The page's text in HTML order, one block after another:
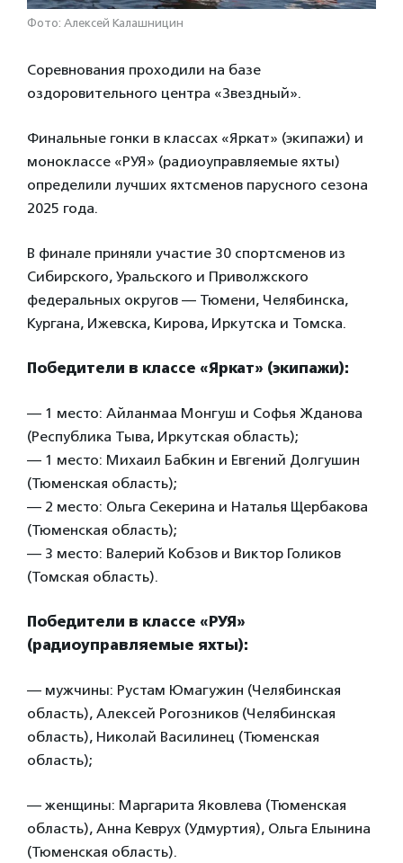
Фото: Алексей Калашницин
Соревнования проходили на базе
оздоровительного центра «Звездный».
Финальные гонки в классах «Яркат» (экипажи) и
моноклассе «РУЯ» (радиоуправляемые яхты)
определили лучших яхтсменов парусного сезона
2025 года.
В финале приняли участие 30 спортсменов из
Сибирского, Уральского и Приволжского
федеральных округов — Тюмени, Челябинска,
Кургана, Ижевска, Кирова, Иркутска и Томска.
Победители в классе «Яркат» (экипажи):
— 1 место: Айланмаа Монгуш и Софья Жданова
(Республика Тыва, Иркутская область);
— 1 место: Михаил Бабкин и Евгений Долгушин
(Тюменская область);
— 2 место: Ольга Секерина и Наталья Щербакова
(Тюменская область);
— 3 место: Валерий Кобзов и Виктор Голиков
(Томская область).
Победители в классе «РУЯ»
(радиоуправляемые яхты):
— мужчины: Рустам Юмагужин (Челябинская
область), Алексей Рогозников (Челябинская
область), Николай Василинец (Тюменская
область);
— женщины: Маргарита Яковлева (Тюменская
область), Анна Кеврух (Удмуртия), Ольга Елынина
(Тюменская область).